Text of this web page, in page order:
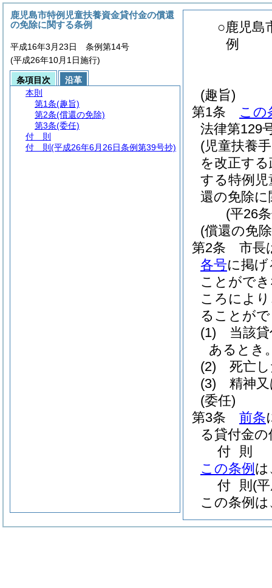
○鹿児島
例
(趣旨)
第1条
この
法律第129
(児童扶養
を改正する
する特例
還の免除
(平26
(償還の免
第2条
市長
各号に掲
ことがで
ころによ
ることが
(1)
当該
あるとき
(2)
死亡
(3)
精神
(委任)
第3条
前条
る貸付金
付 則
この条例 は
付 則 (
この条例
鹿児島市特例児童扶養資金貸付金の償還
の免除に関する条例
平成16年3月23日 条例第14号
(平成26年10月1日施行)
条項目次
沿革
本則
第1条(趣旨)
第2条(償還の免除)
第3条(委任)
付 則
付 則 (平成26年6月26日条例第39号抄)